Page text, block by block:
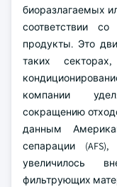
биоразлагаемых
соответствии
продукты. Это
таких
компании
сокращению
данным
сепарации
увеличилось
фильтрующих